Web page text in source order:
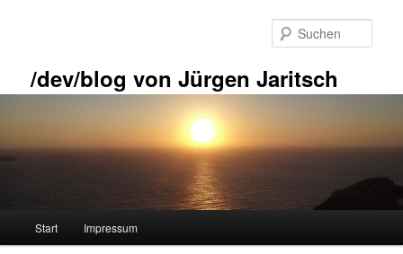
/dev/blog von Jürgen Jaritsch
Start Impressum